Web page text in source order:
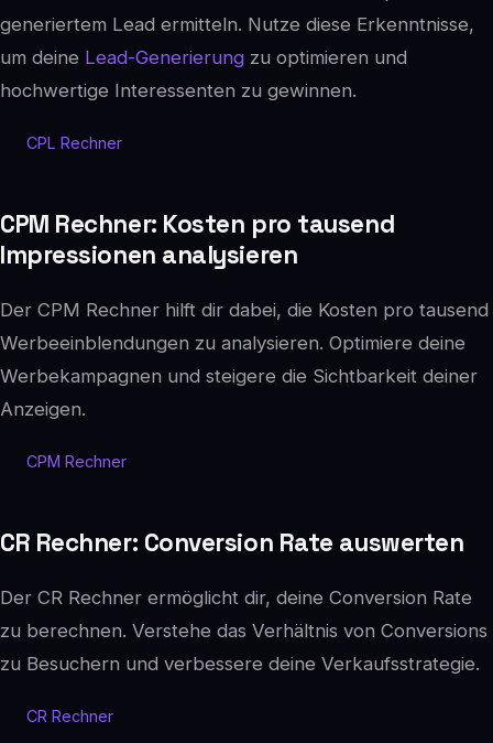
generiertem Lead ermitteln. Nutze diese Erkenntnisse,
um deine Lead-Generierung zu optimieren und
hochwertige Interessenten zu gewinnen.
CPL Rechner
CPM Rechner: Kosten pro tausend
Impressionen analysieren
Der CPM Rechner hilft dir dabei, die Kosten pro tausend
Werbeeinblendungen zu analysieren. Optimiere deine
Werbekampagnen und steigere die Sichtbarkeit deiner
Anzeigen.
CPM Rechner
CR Rechner: Conversion Rate auswerten
Der CR Rechner ermöglicht dir, deine Conversion Rate
zu berechnen. Verstehe das Verhältnis von Conversions
zu Besuchern und verbessere deine Verkaufsstrategie.
CR Rechner